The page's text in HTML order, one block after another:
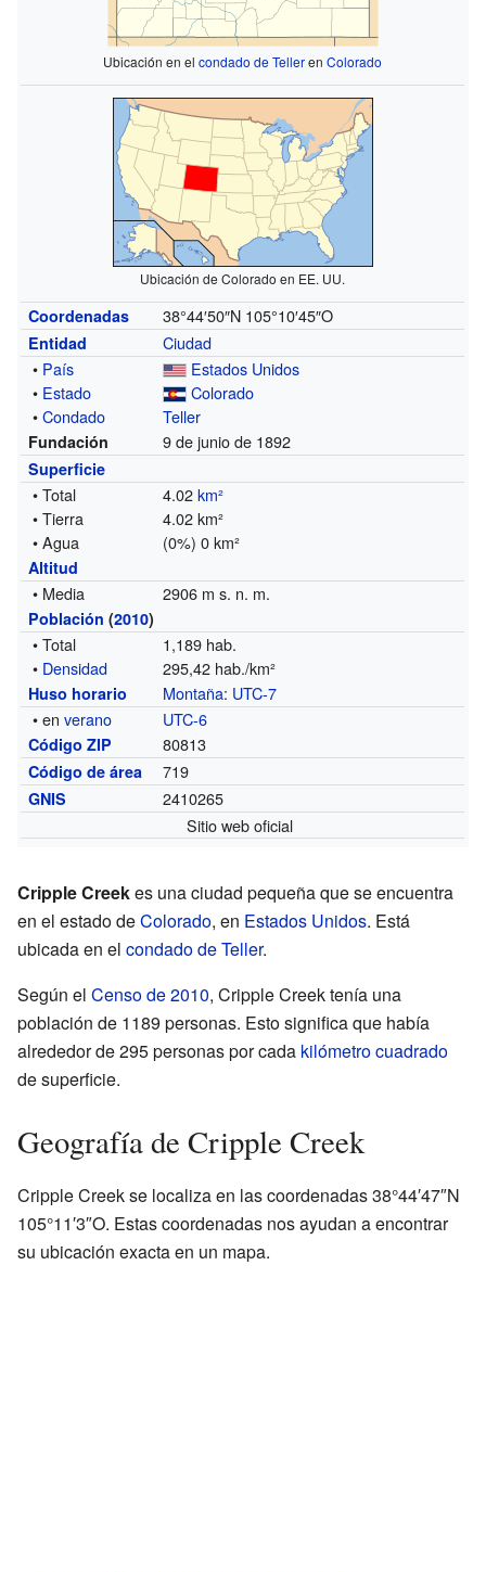
Ubicación en elcondado de TellerenColorado
Ubicación de Colorado en EE. UU.
Coordenadas 38°44′50″N 105°10′45″O
Entidad
Ciudad
• País
Estados Unidos
• Estado
Colorado
•Condado Teller
Fundación 9 de junio de 1892
Superficie
• Total 4.02km²
• Tierra
4.02 km²
• Agua
(0%) 0 km²
Altitud
• Media 2906 m s. n. m.
Población (2010)
• Total
1,189 hab.
• Densidad 295,42 hab./km²
Huso horario Montaña: UTC-7
• enverano UTC-6
Código ZIP 80813
Código de área 719
GNIS
2410265
Sitio web oficial
Cripple Creekes una ciudad pequeña que se encuentra
en el estado deColorado, en Estados Unidos. Está
ubicada en el condado de Teller.
Según el Censo de 2010, Cripple Creek tenía una
población de 1189 personas. Esto significa que había
alrededor de 295 personas por cada kilómetro cuadrado
de superficie.
Geografía de Cripple Creek
Cripple Creek se localiza en las coordenadas 38°44′47″N
105°11′3″O. Estas coordenadas nos ayudan a encontrar
su ubicación exacta en un mapa.